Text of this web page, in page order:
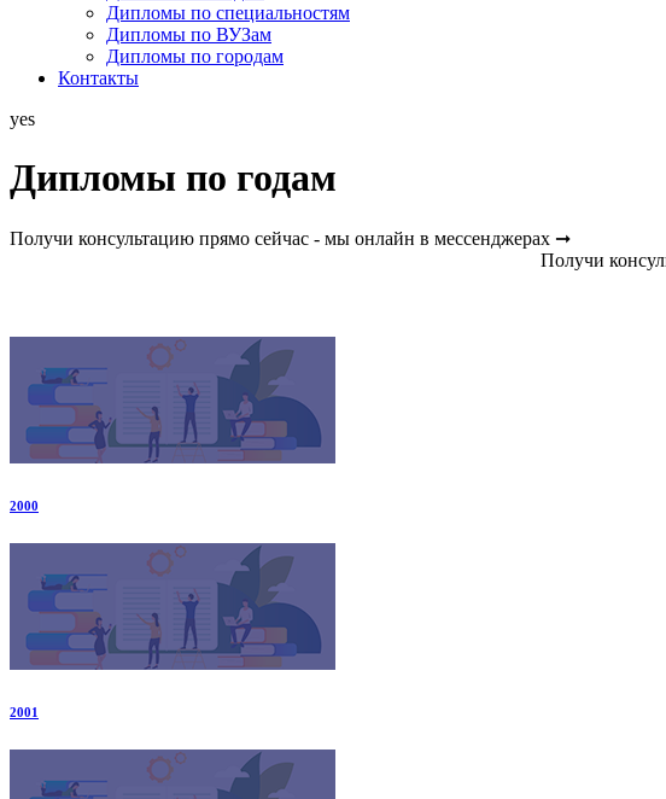
Дипломы по специальностям
Дипломы по ВУЗам
Дипломы по городам
Контакты
yes
Дипломы по годам
Получи консультацию прямо сейчас - мы онлайн в мессенджерах ➞
Получи
2000
2001